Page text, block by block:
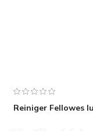
Reiniger Fellowes